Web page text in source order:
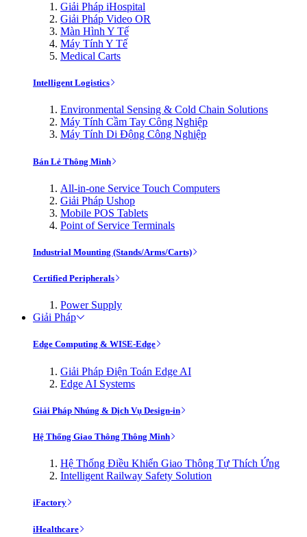
Giải Pháp iHospital
Giải Pháp Video OR
Màn Hình Y Tế
Máy Tính Y Tế
Medical Carts
Intelligent Logistics
Environmental Sensing & Cold Chain Solutions
Máy Tính Cầm Tay Công Nghiệp
Máy Tính Di Động Công Nghiệp
Bán Lẻ Thông Minh
All-in-one Service Touch Computers
Giải Pháp Ushop
Mobile POS Tablets
Point of Service Terminals
Industrial Mounting (Stands/Arms/Carts)
Certified Peripherals
Power Supply
Giải Pháp
Edge Computing & WISE-Edge
Giải Pháp Điện Toán Edge AI
Edge AI Systems
Giải Pháp Nhúng & Dịch Vụ Design-in
Hệ Thống Giao Thông Thông Minh
Hệ Thống Điều Khiển Giao Thông Tự Thích Ứng
Intelligent Railway Safety Solution
iFactory
iHealthcare